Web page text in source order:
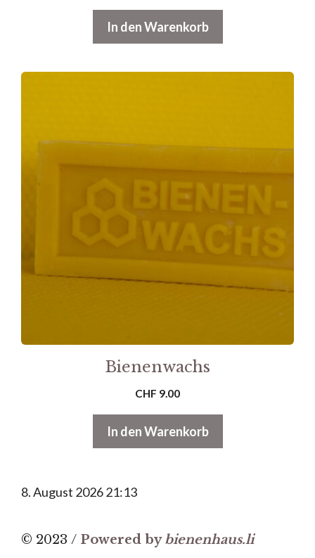
In den Warenkorb
Bienenwachs
CHF 9.00
In den Warenkorb
8. August 2026 21:13
© 2023 / Powered bybienenhaus.li